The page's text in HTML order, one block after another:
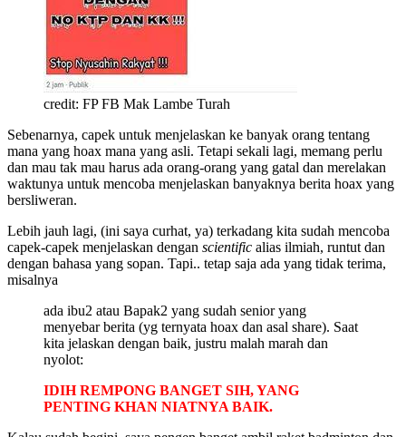
credit: FP FB Mak Lambe Turah
Sebenarnya, capek untuk menjelaskan ke banyak orang tentang
mana yang hoax mana yang asli. Tetapi sekali lagi, memang perlu
dan mau tak mau harus ada orang-orang yang gatal dan merelakan
waktunya untuk mencoba menjelaskan banyaknya berita hoax yang
bersliweran.
Lebih jauh lagi, (ini saya curhat, ya) terkadang kita sudah mencoba
capek-capek menjelaskan dengan scientific alias ilmiah, runtut dan
dengan bahasa yang sopan. Tapi.. tetap saja ada yang tidak terima,
misalnya
ada ibu2 atau Bapak2 yang sudah senior yang
menyebar berita (yg ternyata hoax dan asal share). Saat
kita jelaskan dengan baik, justru malah marah dan
nyolot:
IDIH REMPONG BANGET SIH, YANG
PENTING KHAN NIATNYA BAIK.